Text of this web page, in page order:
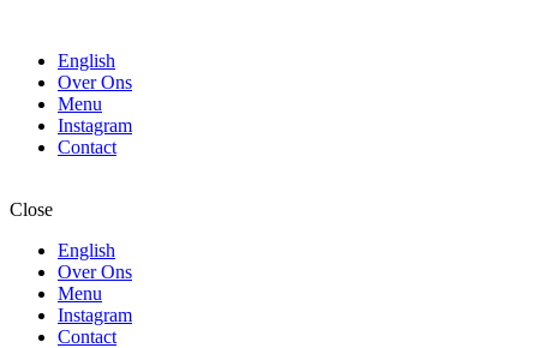
English
Over Ons
Menu
Instagram
Contact
Close
English
Over Ons
Menu
Instagram
Contact